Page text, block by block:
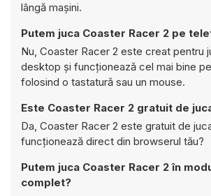
lângă mașini.
Putem juca Coaster Racer 2 pe
Nu, Coaster Racer 2 este creat pentru
desktop și funcționează cel mai bine
folosind o tastatură sau un mouse.
Este Coaster Racer 2 gratuit de
Da, Coaster Racer 2 este gratuit de
funcționează direct din browserul tău?
Putem juca Coaster Racer 2 în
complet?